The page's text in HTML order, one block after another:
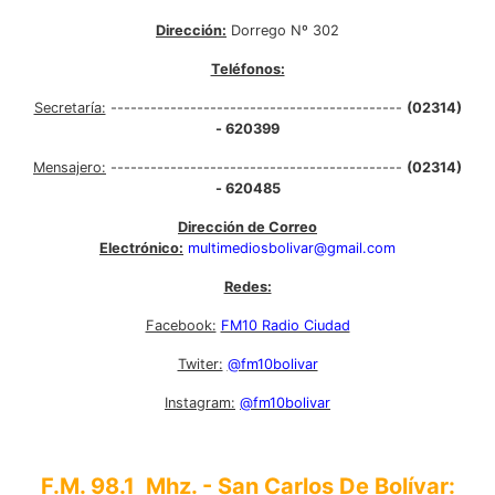
Dirección: Dorrego Nº 302
Teléfonos:
Secretaría: -------------------------------------------- (02314)
- 620399
Mensajero: -------------------------------------------- (02314)
- 620485
Dirección de Correo
Electrónico: multimediosbolivar@gmail.com
Redes:
Facebook: FM10 Radio Ciudad
Twiter: @fm10bolivar
Instagram: @fm10bolivar
F.M. 98.1 Mhz. - San Carlos De Bolívar: